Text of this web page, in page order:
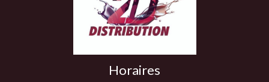
Horaires